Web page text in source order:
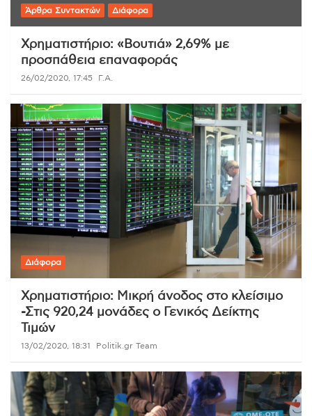
Άρθρα Συντακτών Διάφορα
Χρηματιστήριο: «Βουτιά» 2,69% με
προσπάθεια επαναφοράς
26/02/2020, 17:45 Γ.Α.
Διάφορα
Χρηματιστήριο: Μικρή άνοδος στο κλείσιμο
-Στις 920,24 μονάδες ο Γενικός Δείκτης
Τιμών
13/02/2020, 18:31 Politik.gr Team